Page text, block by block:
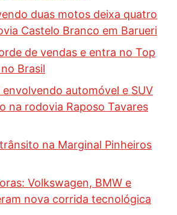
duas motos deixa quatro
Castelo Branco em Barueri
de vendas e entra no Top
Brasil
automóvel e SUV
na rodovia Raposo Tavares
na Marginal Pinheiros
Volkswagen, BMW e
nova corrida tecnológica